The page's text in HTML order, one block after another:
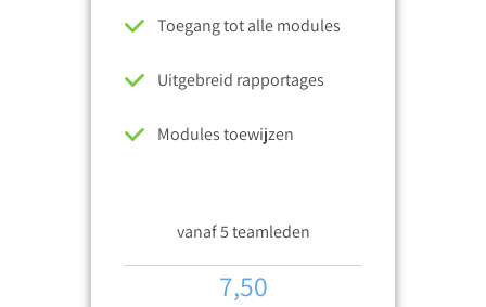
Toegang tot alle modules
Uitgebreid rapportages
Modules toewijzen
vanaf 5 teamleden
7,50